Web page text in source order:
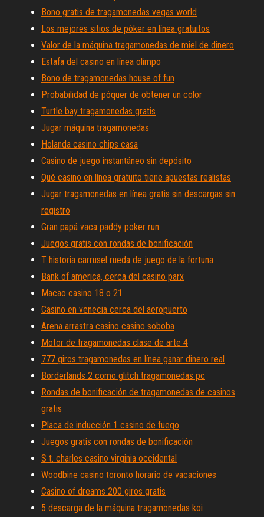
Bono gratis de tragamonedas vegas world
Los mejores sitios de póker en línea gratuitos
Valor de la máquina tragamonedas de miel de dinero
Estafa del casino en línea olimpo
Bono de tragamonedas house of fun
Probabilidad de póquer de obtener un color
Turtle bay tragamonedas gratis
Jugar máquina tragamonedas
Holanda casino chips casa
Casino de juego instantáneo sin depósito
Qué casino en línea gratuito tiene apuestas realistas
Jugar tragamonedas en línea gratis sin descargas sin
registro
Gran papá vaca paddy poker run
Juegos gratis con rondas de bonificación
T historia carrusel rueda de juego de la fortuna
Bank of america, cerca del casino parx
Macao casino 18 o 21
Casino en venecia cerca del aeropuerto
Arena arrastra casino casino soboba
Motor de tragamonedas clase de arte 4
777 giros tragamonedas en línea ganar dinero real
Borderlands 2 como glitch tragamonedas pc
Rondas de bonificación de tragamonedas de casinos
gratis
Placa de inducción 1 casino de fuego
Juegos gratis con rondas de bonificación
S t. charles casino virginia occidental
Woodbine casino toronto horario de vacaciones
Casino of dreams 200 giros gratis
5 descarga de la máquina tragamonedas koi